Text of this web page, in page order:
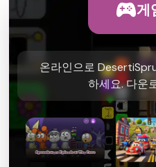
게
온라인으로
하세요. 다운